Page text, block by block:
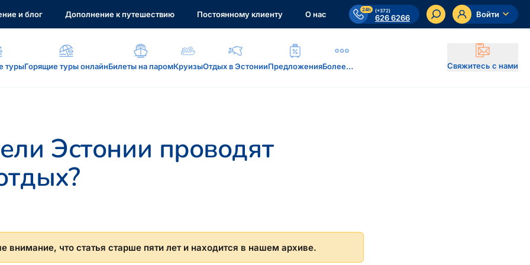
и блог Дополнение к путешествию Постоянному клиенту О нас 24h (+372)
626 6266 Войти
турыГорящие туры онлайнБилеты на паромКруизыОтдых в ЭстонииПредложенияБолее… Свяжитесь с нами
reisikaubad.ee, Airalo eSim...
Эстонии проводят
что статья старше пяти лет и находится в нашем архиве.